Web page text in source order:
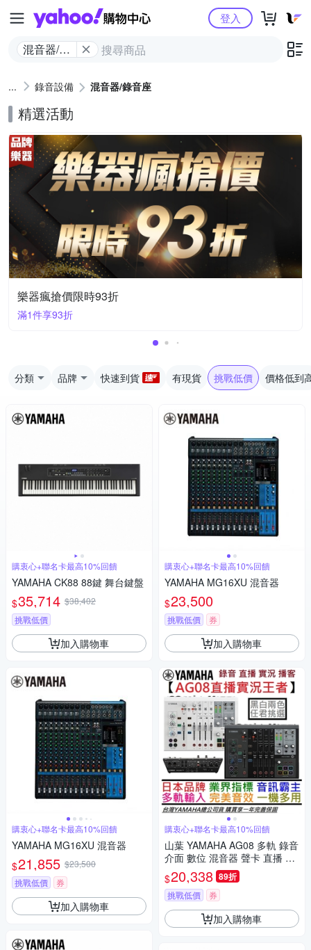
Yahoo購物中心
混音器/錄
登入
錄音設備 混音器/錄音座
精選活動
樂器瘋搶價限時93折
滿1件享93折
分類 品牌 快速到貨 有現貨 挑戰低價 價格低到
購衷心+聯名卡最高10%回饋
YAMAHA CK88 88鍵 舞台鍵盤
$35,714 $38,402
挑戰低價
加入購物車
購衷心+聯名卡最高10%回饋
YAMAHA MG16XU 混音器
$21,855 $23,500
挑戰低價
券
加入購物車
購衷心+聯名卡最高10%回饋
YAMAHA MG16XU 混音器
$23,500
挑戰低價 券
加入購物車
購衷心+聯名卡最高10%回饋
山葉 YAMAHA AG08 多軌 錄音
介面 數位 混音器 聲卡 直播 實
況 錄音 Podcast 公司貨 贈錄音
軟體
$20,338 89折
挑戰低價 券
加入購物車